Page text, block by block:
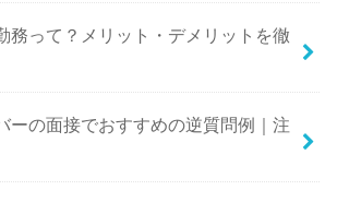
務って？メリット・デメリットを徹
ーの面接でおすすめの逆質問例｜注